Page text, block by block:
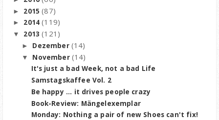
► 2015(87)
► 2014(119)
▼ 2013(121)
► Dezember (14)
▼ November (14)
It's just a bad Week, not a bad Life
Samstagskaffee Vol. 2
Be happy ... it drives people crazy
Book-Review: Mängelexemplar
Monday: Nothing a pair of new Shoes can't fix!